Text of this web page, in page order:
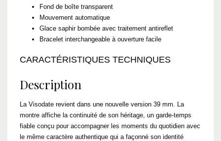
Fond de boîte transparent
Mouvement automatique
Glace saphir bombée avec traitement antireflet
Bracelet interchangeable à ouverture facile
CARACTÉRISTIQUES TECHNIQUES
Description
La Visodate revient dans une nouvelle version 39 mm. La
montre affiche la continuité de son héritage, un garde-temps
fiable conçu pour accompagner les moments du quotidien avec
le même caractère authentique qui a façonné son identité